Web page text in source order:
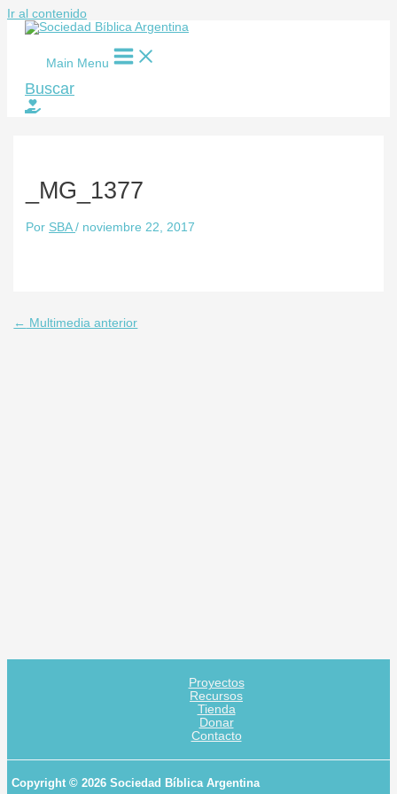
Ir al contenido
Main Menu
Buscar
_MG_1377
Por SBA/ noviembre 22, 2017
← Multimedia anterior
Proyectos
Recursos
Tienda
Donar
Contacto
Copyright © 2026 Sociedad Bíblica Argentina